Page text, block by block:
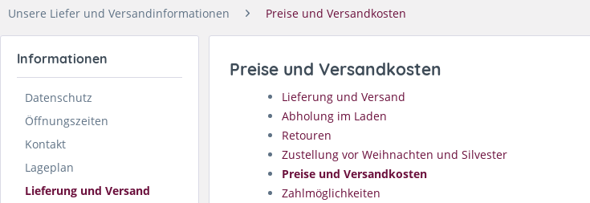
Unsere Liefer und Versandinformationen Preise und Versandkosten
Informationen
Datenschutz
Öffnungszeiten
Kontakt
Lageplan
Lieferung und Versand
Preise und Versandkosten
Lieferung und Versand
Abholung im Laden
Retouren
Zustellung vor Weihnachten und Silvester
Preise und Versandkosten
Zahlmöglichkeiten